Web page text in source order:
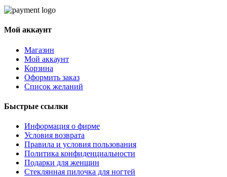
Мой аккаунт
Магазин
Мой аккаунт
Корзина
Оформить заказ
Список желаний
Быстрые ссылки
Информация о фирме
Условия возврата
Правила и условия пользования
Политика конфиденциальности
Подарки для женщин
Стеклянная пилочка для ногтей